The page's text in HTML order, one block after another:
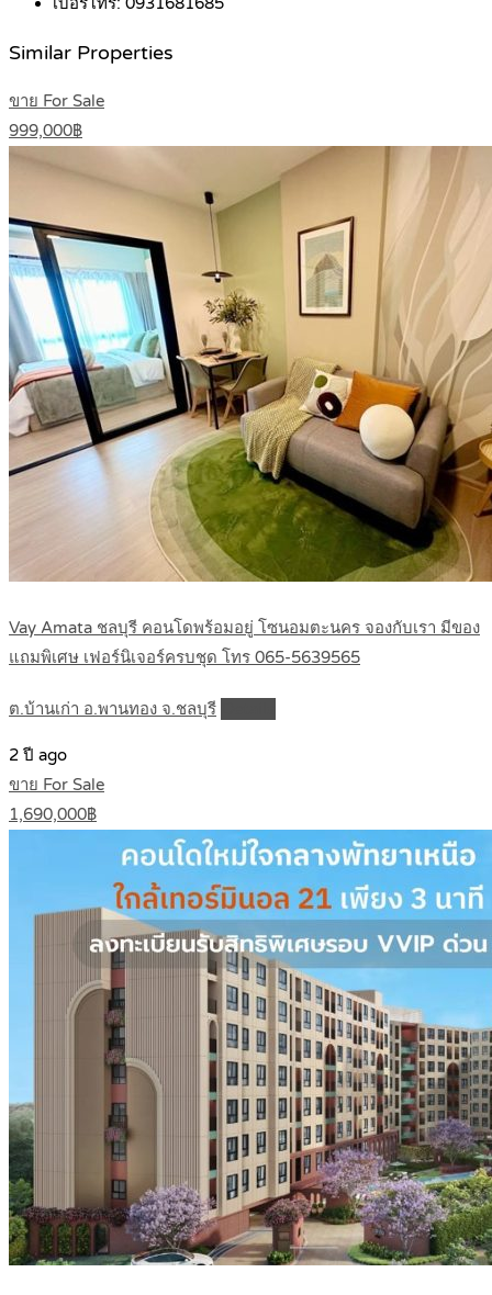
Similar Properties
ขาย For Sale
999,000฿
Vay Amata ชลบุรี คอนโดพร้อมอยู่ โซนอมตะนคร จองกับเรา มีของ
แถมพิเศษ เฟอร์นิเจอร์ครบชุด โทร 065-5639565
ต.บ้านเก่า อ.พานทอง จ.ชลบุรี
2 ปี ago
ขาย For Sale
1,690,000฿